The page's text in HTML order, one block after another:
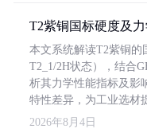
T2紫铜国标硬度及
本文系统解读T2紫铜的
T2_1/2H状态），结合
析其力学性能指标及影
特性差异，为工业选材
2026年8月4日